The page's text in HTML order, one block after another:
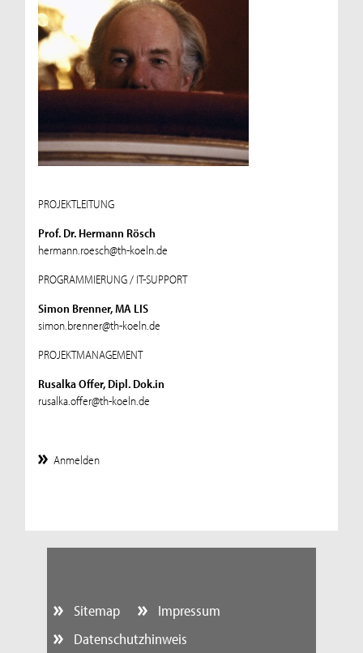
PROJEKTLEITUNG
Prof. Dr. Hermann Rösch
hermann.roesch@th-koeln.de
PROGRAMMIERUNG / IT-SUPPORT
Simon Brenner, MA LIS
simon.brenner@th-koeln.de
PROJEKTMANAGEMENT
Rusalka Offer, Dipl. Dok.in
rusalka.offer@th-koeln.de
Anmelden
Sitemap
Impressum
Datenschutzhinweis